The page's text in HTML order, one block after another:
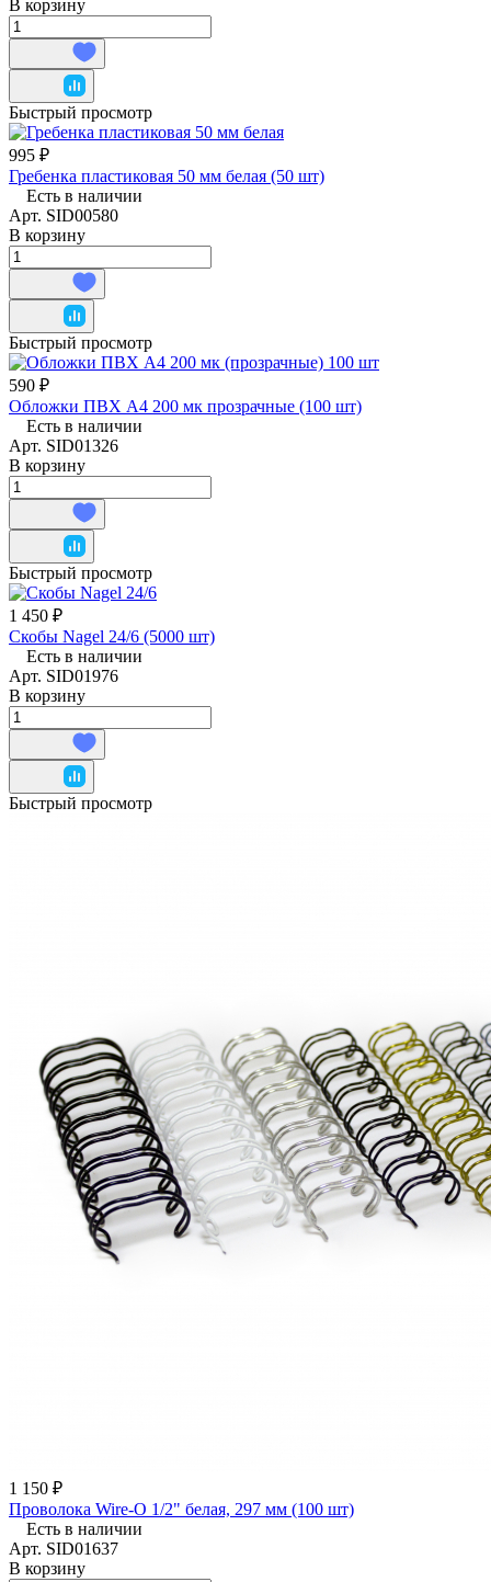
В корзину
Быстрый просмотр
995 ₽
Гребенка пластиковая 50 мм белая (50 шт)
Есть в наличии
Арт. SID00580
В корзину
Быстрый просмотр
590 ₽
Обложки ПВХ А4 200 мк прозрачные (100 шт)
Есть в наличии
Арт. SID01326
В корзину
Быстрый просмотр
1 450 ₽
Скобы Nagel 24/6 (5000 шт)
Есть в наличии
Арт. SID01976
В корзину
Быстрый просмотр
1 150 ₽
Проволока Wire-O 1/2" белая, 297 мм (100 шт)
Есть в наличии
Арт. SID01637
В корзину